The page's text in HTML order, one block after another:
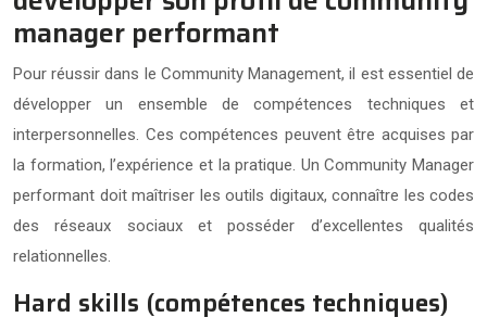
manager performant
Pour réussir dans le Community Management, il est essentiel de
développer un ensemble de compétences techniques et
interpersonnelles. Ces compétences peuvent être acquises par
la formation, l’expérience et la pratique. Un Community Manager
performant doit maîtriser les outils digitaux, connaître les codes
des réseaux sociaux et posséder d’excellentes qualités
relationnelles.
Hard skills (compétences techniques)